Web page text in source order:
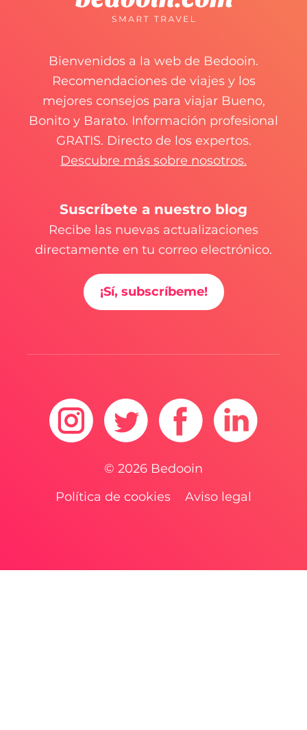
Bienvenidos a la web de Bedooin.
Recomendaciones de viajes y los
mejores consejos para viajar Bueno,
Bonito y Barato. Información profesional
GRATIS. Directo de los expertos.
Descubre más sobre nosotros.
Suscríbete a nuestro blog
Recibe las nuevas actualizaciones
directamente en tu correo electrónico.
¡Sí, subscríbeme!
© 2026 Bedooin
Política de cookies
Aviso legal